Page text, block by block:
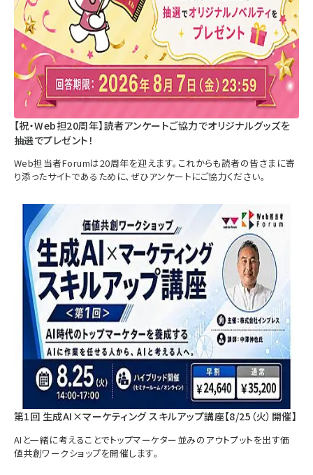
【祝・Web担20周年】読者アンケートご協力でオリジナルグッズを
抽選でプレゼント！
Web担当者Forumは20周年を迎えます。これからも読者の皆さまに寄
り添ったサイトであるために、ぜひアンケートにご協力ください。
第1回 生成AI×マーケティング スキルアップ講座【8/25（火）開催】
AIと一緒に考えることでトップマーケター並みのアウトプットを出す価
値共創ワークショップを開催します。